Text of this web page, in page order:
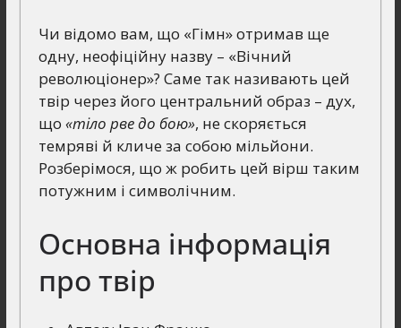
Чи відомо вам, що «Гімн» отримав ще
одну, неофіційну назву – «Вічний
революціонер»? Саме так називають цей
твір через його центральний образ – дух,
що «тіло рве до бою», не скоряється
темряві й кличе за собою мільйони.
Розберімося, що ж робить цей вірш таким
потужним і символічним.
Основна інформація
про твір